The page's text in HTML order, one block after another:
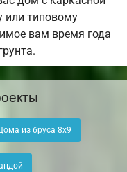
или типовому
вам время года
из бруса 8х9